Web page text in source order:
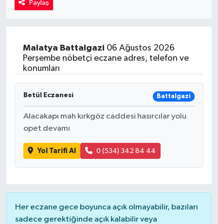
Paylaş
Malatya Battalgazi 06 Ağustos 2026
Perşembe nöbetçi eczane adres, telefon ve
konumları
Betül Eczanesi Battalgazi
Alacakapı mah kırkgöz caddesi hasırcılar yolu
opet devamı
Yol Tarifi Al 0 (534) 342 84 44
Her eczane gece boyunca açık olmayabilir, bazıları
sadece gerektiğinde açık kalabilir veya
Yaşam